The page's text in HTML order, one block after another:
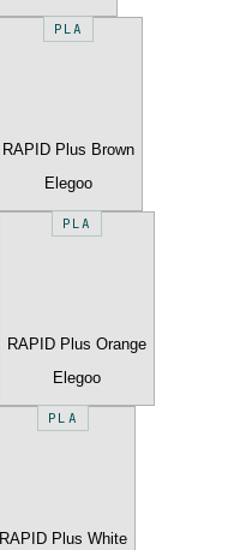
PLA
RAPID Plus Brown
Elegoo
PLA
RAPID Plus Orange
Elegoo
PLA
RAPID Plus White